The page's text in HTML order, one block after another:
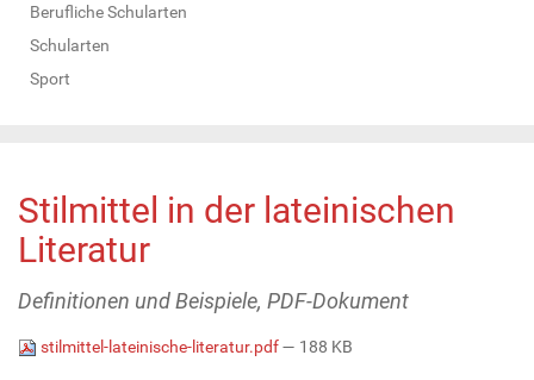
Berufliche Schularten
Schularten
Sport
Stilmittel in der lateinischen
Literatur
Definitionen und Beispiele, PDF-Dokument
stilmittel-lateinische-literatur.pdf— 188 KB